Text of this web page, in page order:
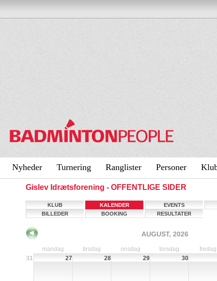
Nyheder Turnering Ranglister Personer
Gislev Idrætsforening - OFFENTLIGE SIDER
KLUB KALENDER
EVENTS
BILLEDER
BOOKING RESULTATER
AUGUST, 2026
mandag tirsdag onsdag torsdag
fredag
31
27 28 29 30